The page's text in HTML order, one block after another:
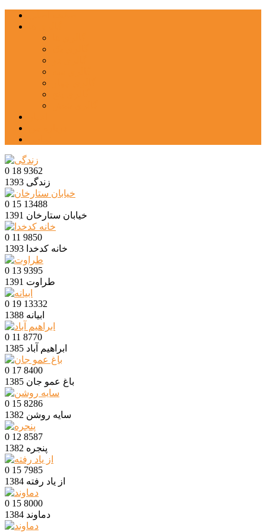
0 18 9362
زندگی 1393
0 15 13488
خیابان ستارخان 1391
0 11 9850
خانه کدخدا 1393
0 13 9395
طراوت 1391
0 19 13332
ابیانه 1388
0 11 8770
ابراهیم آباد 1385
0 17 8400
باغ عمو جان 1385
0 15 8286
سایه روشن 1382
0 12 8587
پنجره 1382
0 15 7985
از یاد رفته 1384
0 15 8000
دماوند 1384